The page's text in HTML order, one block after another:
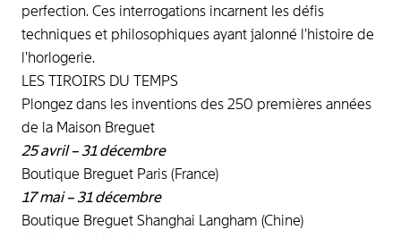
perfection. Ces interrogations incarnent les défis
techniques et philosophiques ayant jalonné l’histoire de
l’horlogerie.
LES TIROIRS DU TEMPS
Plongez dans les inventions des 250 premières années
de la Maison Breguet
25 avril – 31 décembre
Boutique Breguet Paris (France)
17 mai – 31 décembre
Boutique Breguet Shanghai Langham (Chine)